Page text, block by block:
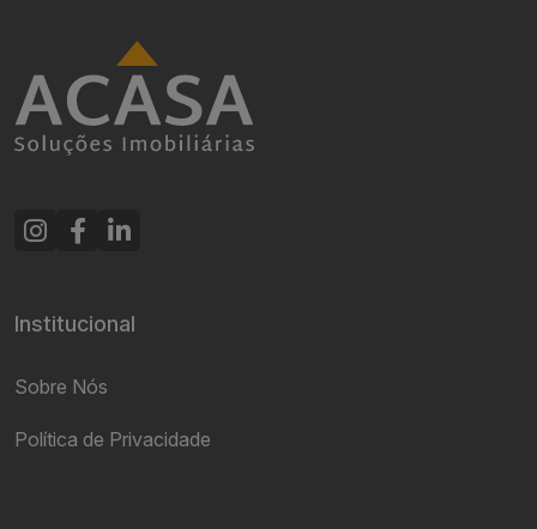
Institucional
Sobre Nós
Política de Privacidade